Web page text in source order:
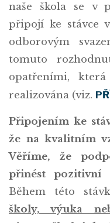
naše škola se v
připojí ke stávce
odborovým
tomuto
opatřeními,
realizována (viz.
Připojením ke
že na kvalitním
Věříme, že
přinést pozitivní
Během této
školy, výuka